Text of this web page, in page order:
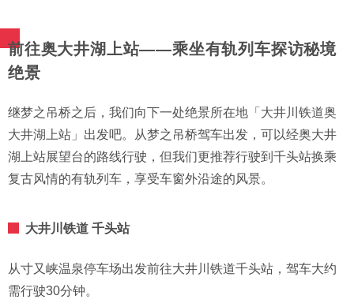
前往奥大井湖上站——乘坐有轨列车探访秘境
绝景
继梦之吊桥之后，我们向下一处绝景所在地「大井川铁道奥
大井湖上站」出发吧。从梦之吊桥驾车出发，可以经奥大井
湖上站展望台的路线行驶，但我们更推荐行驶到千头站换乘
复古风情的有轨列车，享受车窗外沿途的风景。
大井川铁道 千头站
从寸又峡温泉停车场出发前往大井川铁道千头站，驾车大约
需行驶30分钟。